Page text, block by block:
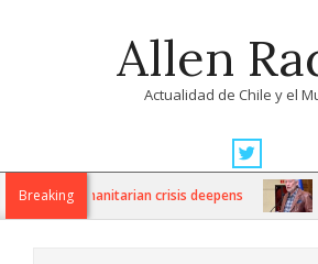
Allen
Actualidad de Chile y el
Navigation
MenuBreaking
as humanitarian crisis deepens